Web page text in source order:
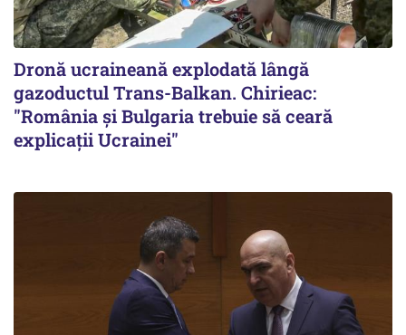
Dronă ucraineană explodată lângă
gazoductul Trans-Balkan. Chirieac:
"România și Bulgaria trebuie să ceară
explicații Ucrainei"